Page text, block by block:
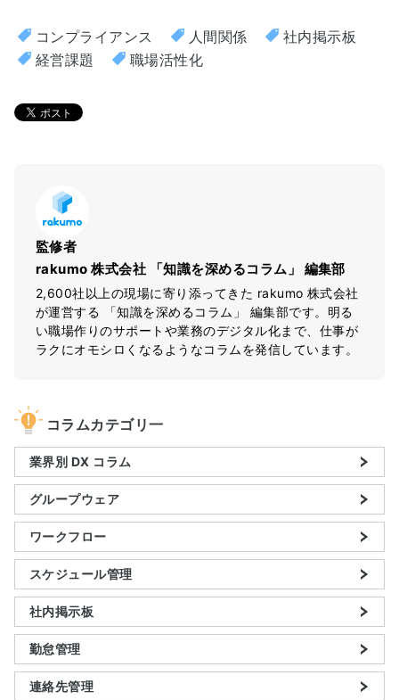
コンプライアンス 人間関係
社内掲示板
経営課題
職場活性化
監修者
rakumo 株式会社 「知識を深めるコラム」 編集部
2,600社以上の現場に寄り添ってきた rakumo 株式会社
が運営する 「知識を深めるコラム」 編集部です。明る
い職場作りのサポートや業務のデジタル化まで、仕事が
ラクにオモシロくなるようなコラムを発信しています。
コラムカテゴリ一
業界別 DX コラム
グループウェア
ワークフロー
スケジュール管理
社内掲示板
勤怠管理
連絡先管理